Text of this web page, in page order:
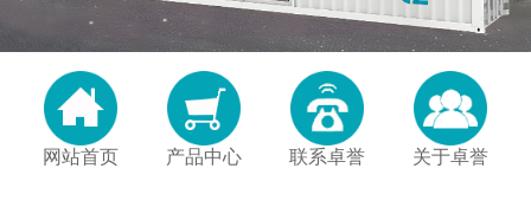
网站首页 产品中心 联系卓誉 关于卓誉